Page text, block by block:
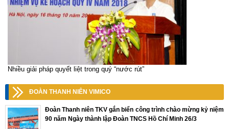
Nhiều giải pháp quyết liệt trong quý “nước rút”
ĐOÀN THANH NIÊN VIMICO
Đoàn Thanh niên TKV gắn biển công trình chào mừng kỷ niệm
90 năm Ngày thành lập Đoàn TNCS Hồ Chí Minh 26/3